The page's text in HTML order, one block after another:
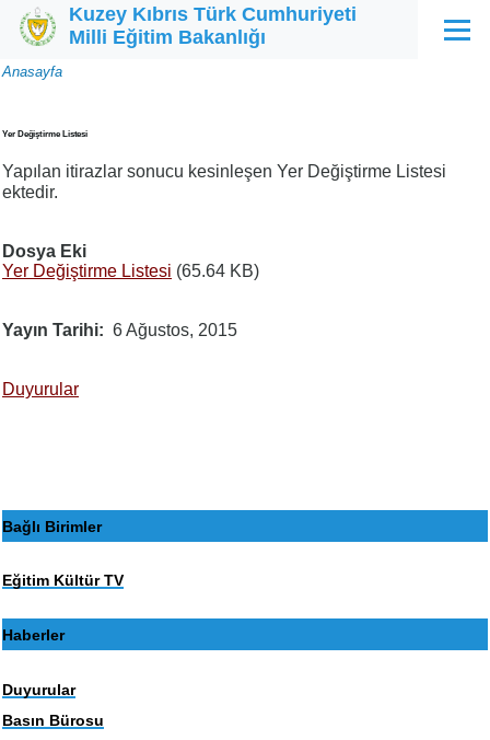
Ana içeriğe atla
Kuzey Kıbrıs Türk Cumhuriyeti
Milli Eğitim Bakanlığı
Menü
Sayfa
Anasayfa
Yer Değiştirme Listesi
Yapılan itirazlar sonucu kesinleşen Yer Değiştirme Listesi
ektedir.
Dosya Eki
Yer Değiştirme Listesi (65.64 KB)
Yayın Tarihi 6 Ağustos, 2015
Duyurular
Bağlı Birimler
Eğitim Kültür TV
Haberler
Duyurular
Basın Bürosu